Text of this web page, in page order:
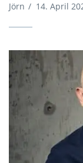
Jörn / 14. April